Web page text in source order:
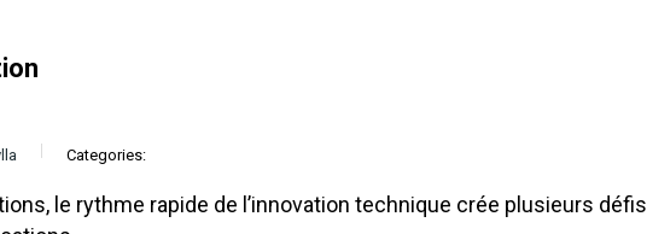
Categories:
le rythme rapide de l’innovation technique crée plusieurs défis